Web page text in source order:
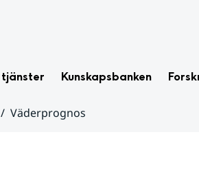
Kunskapsbanken
Väderprognos